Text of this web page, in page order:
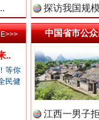
闻网.
闻网.
探访我国规
..
等你
民健
中国省市公
江西一男子